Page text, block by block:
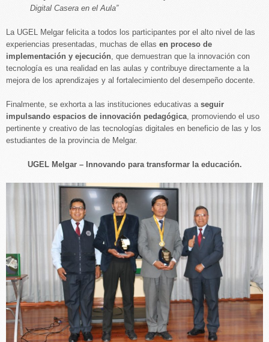
Digital Casera en el Aula”
La UGEL Melgar felicita a todos los participantes por el alto nivel de las
experiencias presentadas, muchas de ellas en proceso de
implementación y ejecución, que demuestran que la innovación con
tecnología es una realidad en las aulas y contribuye directamente a la
mejora de los aprendizajes y al fortalecimiento del desempeño docente.
Finalmente, se exhorta a las instituciones educativas a seguir
impulsando espacios de innovación pedagógica, promoviendo el uso
pertinente y creativo de las tecnologías digitales en beneficio de las y los
estudiantes de la provincia de Melgar.
UGEL Melgar – Innovando para transformar la educación.